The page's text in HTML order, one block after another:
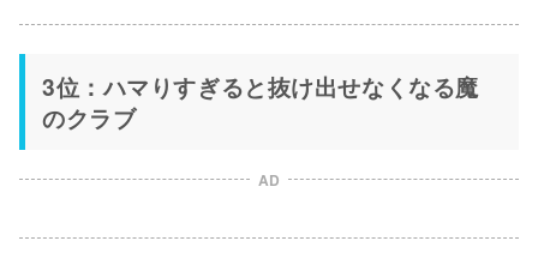
3位：ハマりすぎると抜け出せなくなる魔
のクラブ
AD